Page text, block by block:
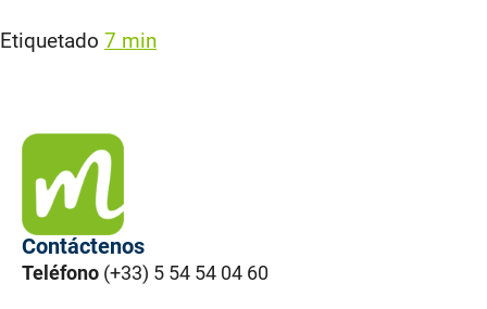
Etiquetado 7 min
Contáctenos
Teléfono (+33) 5 54 54 04 60